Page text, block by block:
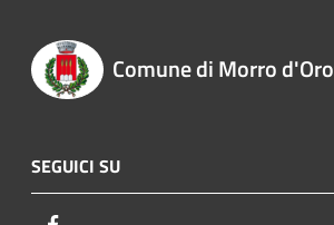
Comune di Morro d'Oro
SEGUICI SU